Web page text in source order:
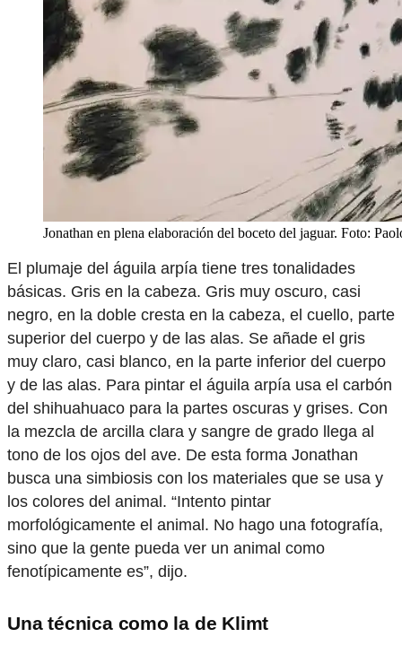
Jonathan en plena elaboración del boceto del jaguar. Foto:
El plumaje del águila arpía tiene tres tonalidades
básicas. Gris en la cabeza. Gris muy oscuro, casi
negro, en la doble cresta en la cabeza, el cuello, parte
superior del cuerpo y de las alas. Se añade el gris
muy claro, casi blanco, en la parte inferior del cuerpo
y de las alas. Para pintar el águila arpía usa el carbón
del shihuahuaco para la partes oscuras y grises. Con
la mezcla de arcilla clara y sangre de grado llega al
tono de los ojos del ave. De esta forma Jonathan
busca una simbiosis con los materiales que se usa y
los colores del animal. “Intento pintar
morfológicamente el animal. No hago una fotografía,
sino que la gente pueda ver un animal como
fenotípicamente es”, dijo.
Una técnica como la de Klimt